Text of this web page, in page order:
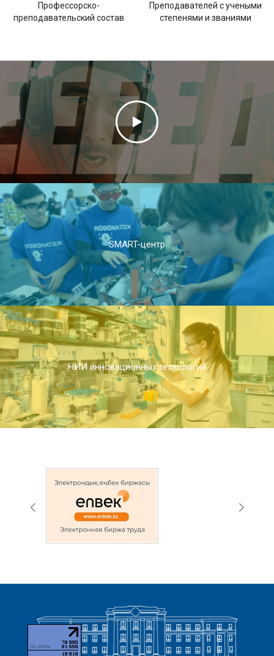
Профессорско-
преподавательский состав
Преподавателей с учеными
степенями и званиями
SMART-центр
НИИ инновационных технологий